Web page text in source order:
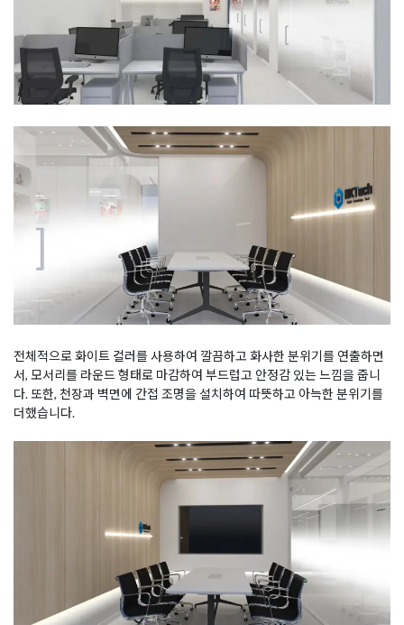
전체적으로 화이트 컬러를 사용하여 깔끔하고 화사한 분위기를 연출하면
서, 모서리를 라운드 형태로 마감하여 부드럽고 안정감 있는 느낌을 줍니
다. 또한, 천장과 벽면에 간접 조명을 설치하여 따뜻하고 아늑한 분위기를
더했습니다.